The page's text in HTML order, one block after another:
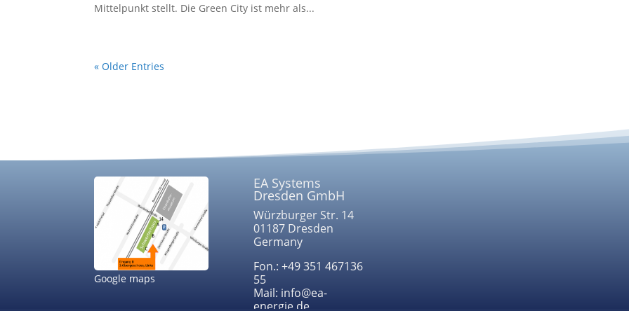
Mittelpunkt stellt. Die Green City ist mehr als...
« Older Entries
Google maps
EA Systems
Dresden GmbH
Würzburger Str. 14
01187 Dresden
Germany
Fon.: +49 351 467136
55
Mail: info@ea-
energie.de